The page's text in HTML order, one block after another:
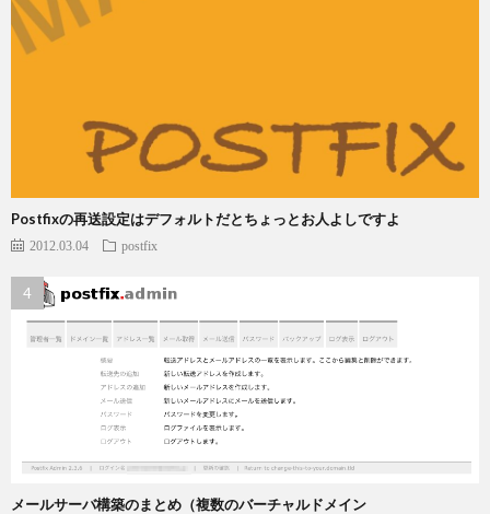
Postfixの再送設定はデフォルトだとちょっとお人よしですよ
2012.03.04 postfix
メールサーバ構築のまとめ（複数のバーチャルドメイン